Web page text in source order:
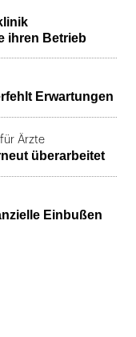
ihren Betrieb
Erwartungen
Ärzte
überarbeitet
Einbußen